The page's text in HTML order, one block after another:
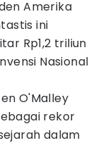
Amerika
ini
Rp1,2 triliun
Nasional
O'Malley
rekor
dalam